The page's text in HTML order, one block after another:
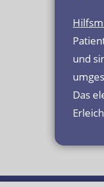
und
Das